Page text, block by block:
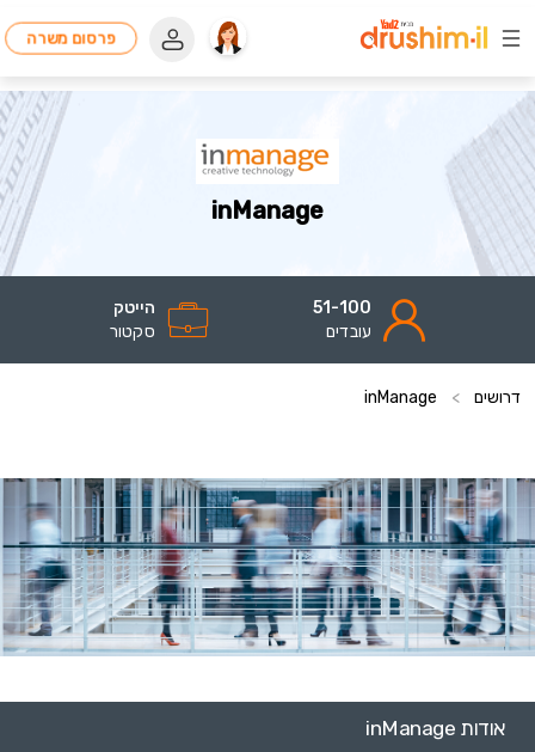
פרסום משרה
inManage
51-100
עובדים
הייטק
סקטור
דרושים >
inManage
אודות inManage